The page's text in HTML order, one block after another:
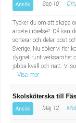
Ansök Sep 10
Tycker du om att skapa
arbete i rörelse? Då kan
sorterar och delar post
Sverige. Nu söker vi fler
dygnet-runt-verksamhet
jobba kväll och natt. Vi
Visa mer
Skolsköterska till
Ansök Maj 12